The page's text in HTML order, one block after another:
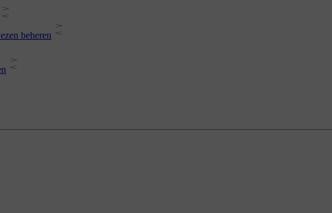
beheren